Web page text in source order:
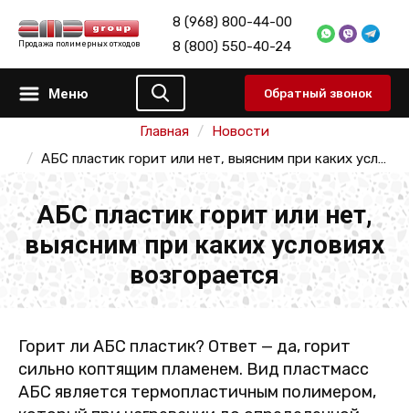
Продажа полимерных отходов
8 (968) 800-44-00
8 (800) 550-40-24
Меню Обратный звонок
Главная
Новости
АБС пластик горит или нет, выясним при каких условиях возгорается
АБС пластик горит или нет,
выясним при каких условиях
возгорается
Горит ли АБС пластик? Ответ — да, горит
сильно коптящим пламенем. Вид пластмасс
АБС является термопластичным полимером,